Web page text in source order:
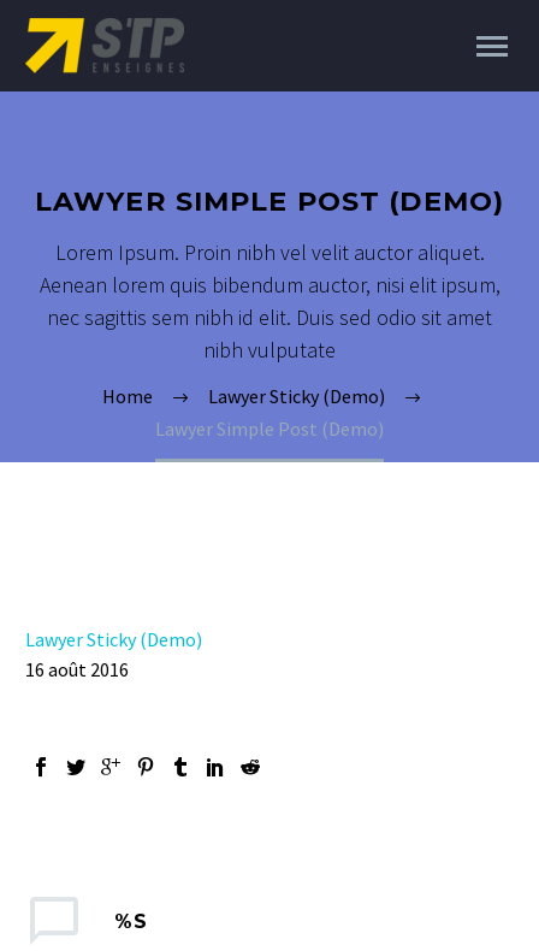
LAWYER SIMPLE POST (DEMO)
Lorem Ipsum. Proin nibh vel velit auctor aliquet.
Aenean lorem quis bibendum auctor, nisi elit ipsum,
nec sagittis sem nibh id elit. Duis sed odio sit amet
nibh vulputate
Home
Lawyer Sticky (Demo)
Lawyer Simple Post (Demo)
Lawyer Sticky (Demo)
16 août 2016
%S